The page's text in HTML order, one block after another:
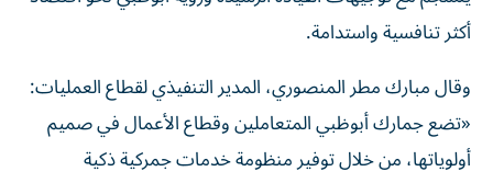
أكثر تنافسية واستدامة.
وقال مبارك مطر المنصوري، المدير التنفيذي لقطاع العمليات:
«تضع جمارك أبوظبي المتعاملين وقطاع الأعمال في صميم
أولوياتها، من خلال توفير منظومة خدمات جمركية ذكية